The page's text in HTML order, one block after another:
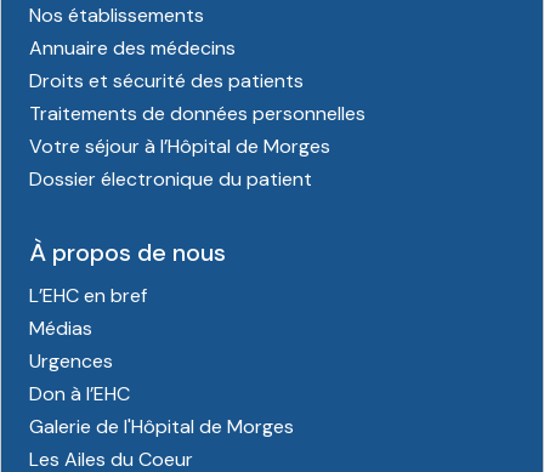
Nos établissements
Annuaire des médecins
Droits et sécurité des patients
Traitements de données personnelles
Votre séjour à l’Hôpital de Morges
Dossier électronique du patient
À propos de nous
L’EHC en bref
Médias
Urgences
Don à l’EHC
Galerie de l'Hôpital de Morges
Les Ailes du Coeur